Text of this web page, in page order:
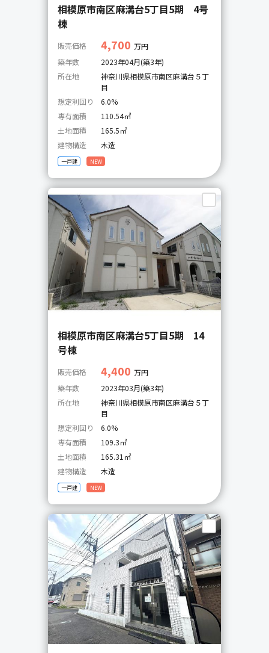
相模原市南区麻溝台5丁目5期 4号
棟
販売価格 4,700 万円
築年数
2023年04月(築3年)
所在地
神奈川県相模原市南区麻溝台５丁
目
想定利回り
6.0%
専有面積
110.54㎡
土地面積
165.5㎡
建物構造
木造
一戸建 NEW
相模原市南区麻溝台5丁目5期 14
号棟
販売価格 4,400 万円
築年数
2023年03月(築3年)
所在地
神奈川県相模原市南区麻溝台５丁
目
想定利回り
6.0%
専有面積
109.3㎡
土地面積
165.31㎡
建物構造
木造
一戸建 NEW